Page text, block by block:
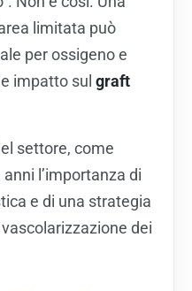
limitata può
per ossigeno e
impatto sul graft
settore, come
l’importanza di
e di una strategia
dei